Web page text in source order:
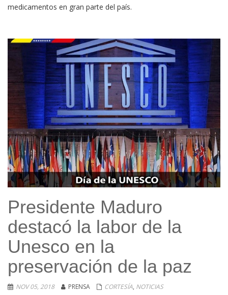
medicamentos en gran parte del país.
Presidente Maduro
destacó la labor de la
Unesco en la
preservación de la paz
NOV 05, 2018 PRENSA CORTESÍA, NOTICIAS